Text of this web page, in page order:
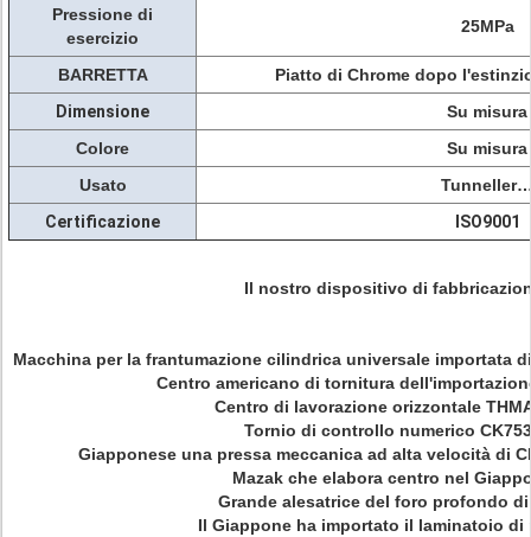
Pressione di
esercizio
25MPa
BARRETTA
Piatto di Chrome dopo
Dimensione
Su misura
Colore
Su misura
Usato
Certificazione
ISO9001
Il nostro dispositivo di
Macchina per la frantumazione cilindrica universale importata
Centro americano di tornitura
Centro di lavorazione orizzontale
Tornio di controllo numerico
Giapponese una pressa meccanica ad alta velocità di
Mazak che elabora centro nel
Grande alesatrice del foro profondo di
Il Giappone ha importato il laminatoio di